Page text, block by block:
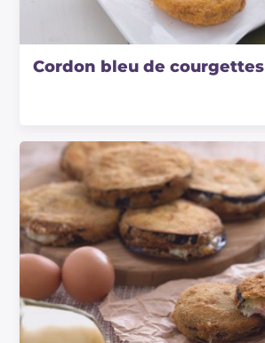
Cordon bleu de courgettes